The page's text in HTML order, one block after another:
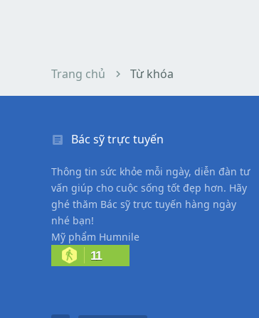
Trang chủ Từ khóa
Bác sỹ trực tuyến
Thông tin sức khỏe mỗi ngày, diễn đàn tư
vấn giúp cho cuộc sống tốt đẹp hơn. Hãy
ghé thăm Bác sỹ trực tuyến hàng ngày
nhé bạn!
Mỹ phẩm Humnile
11